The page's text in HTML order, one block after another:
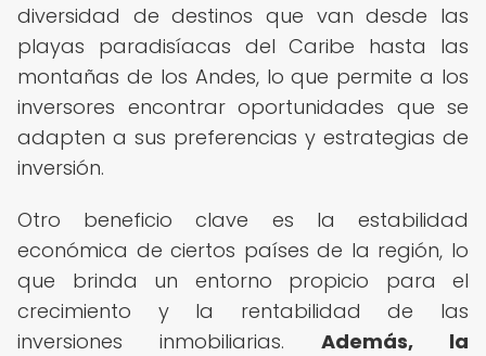
diversidad de destinos que van desde las
playas paradisíacas del Caribe hasta las
montañas de los Andes, lo que permite a los
inversores encontrar oportunidades que se
adapten a sus preferencias y estrategias de
inversión.
Otro beneficio clave es la estabilidad
económica de ciertos países de la región, lo
que brinda un entorno propicio para el
crecimiento y la rentabilidad de las
inversiones inmobiliarias. Además, la